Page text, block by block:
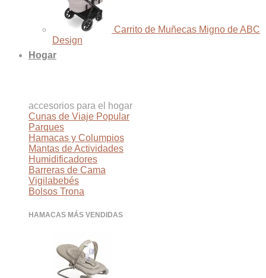
Carrito de Muñecas Migno de ABC
Design
Hogar
accesorios para el hogar
Cunas de Viaje
Parques
Hamacas y Columpios
Mantas de Actividades
Humidificadores
Barreras de Cama
Vigilabebés
Bolsos Trona
HAMACAS MÁS VENDIDAS